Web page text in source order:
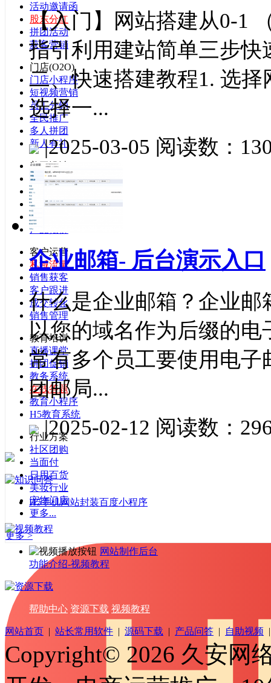
活动邀请函
股东分红
拼团活动
获客营销
门店(O2O)
门店小程序
短视频营销
员工分销
全民推广
多人拼团
新人有礼
美工设计
云图模板
云图设计
横幅设计
LOGO设计
产品报价
客户运营
私域流量
销售获客
客户跟进
成交转化
销售管理
教育培训
直播课堂
拼团促销
教务系统
在线答题
教育小程序
H5教育系统
行业方案
社区团购
当面付
日用百货
美妆行业
宠物门店
更多...
更多 >
【入门】网站搭建从0-1
指引利用建站简单三步
二、快速搭建教程1. 选
选择一...
|2025-03-05 阅读数：
企业邮箱- 后台演示入口
什么是企业邮箱？企业邮
以您的域名作为后缀的
常有多个员工要使用电
团邮局...
|2025-02-12 阅读数：
H5手机网站封装百度小程序
网站制作后台
功能介绍-视频教程
帮助中心 资源下载 视频教程
网站首页 | 站长常用软件 | 源码下载 | 产品问答 | 自助视频
Copyright© 2026 久安网